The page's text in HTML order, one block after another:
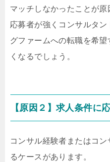
マッチしなかったことが原
応募者が強くコンサルタ
グファームへの転職を希
くなるでしょう。
【原因２】求人条件に
コンサル経験者またはコ
るケースがあります。